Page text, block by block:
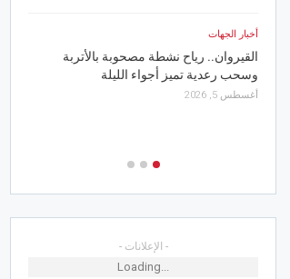
أخبار الجهات
القيروان.. رياح نشطة مصحوبة بالأتربة
وسحب رعدية تميز أجواء الليلة
أغسطس 5, 2026
- الإعلانات -
Loading...